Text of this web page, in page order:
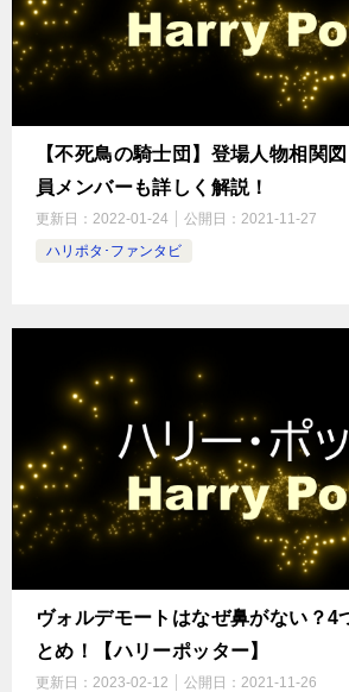
【不死鳥の騎士団】登場人物相関
員メンバーも詳しく解説！
更新日： 2022-01-24 公開日： 2021-11-27
ハリポタ･ファンタビ
ヴォルデモートはなぜ鼻がない？4
とめ！【ハリーポッター】
更新日： 2023-02-12 公開日： 2021-11-26